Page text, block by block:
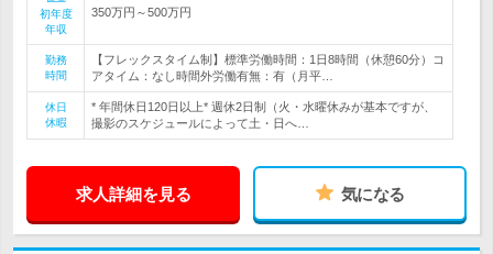
初年度
年収
350万円～500万円
勤務
時間
【フレックスタイム制】標準労働時間：1日8時間（休憩60分）コ
アタイム：なし時間外労働有無：有（月平…
休日
休暇
* 年間休日120日以上* 週休2日制（火・水曜休みが基本ですが、
撮影のスケジュールによって土・日へ…
求人詳細を見る 気になる